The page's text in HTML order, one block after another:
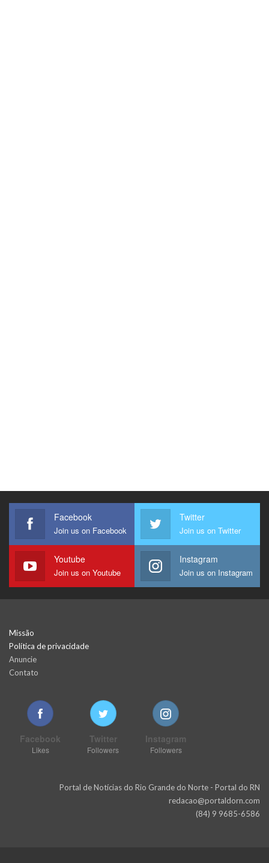
Facebook
Join us on Facebook
Twitter
Join us on Twitter
Youtube
Join us on Youtube
Instagram
Join us on Instagram
Missão
Política de privacidade
Anuncie
Contato
Facebook
Likes
Twitter
Followers
Instagram
Followers
Portal de Notícias do Rio Grande do Norte - Portal do RN
redacao@portaldorn.com
(84) 9 9685-6586